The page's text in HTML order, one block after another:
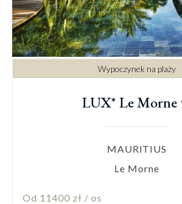
Wypoczynek na plaży
LUX* Le Morne
MAURITIUS
Le Morne
Od 11400 zł / os